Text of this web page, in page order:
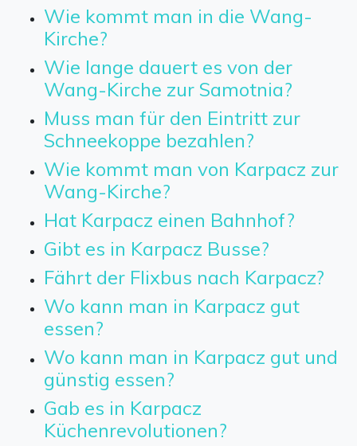
Wie kommt man in die Wang-
Kirche?
Wie lange dauert es von der
Wang-Kirche zur Samotnia?
Muss man für den Eintritt zur
Schneekoppe bezahlen?
Wie kommt man von Karpacz zur
Wang-Kirche?
Hat Karpacz einen Bahnhof?
Gibt es in Karpacz Busse?
Fährt der Flixbus nach Karpacz?
Wo kann man in Karpacz gut
essen?
Wo kann man in Karpacz gut und
günstig essen?
Gab es in Karpacz
Küchenrevolutionen?